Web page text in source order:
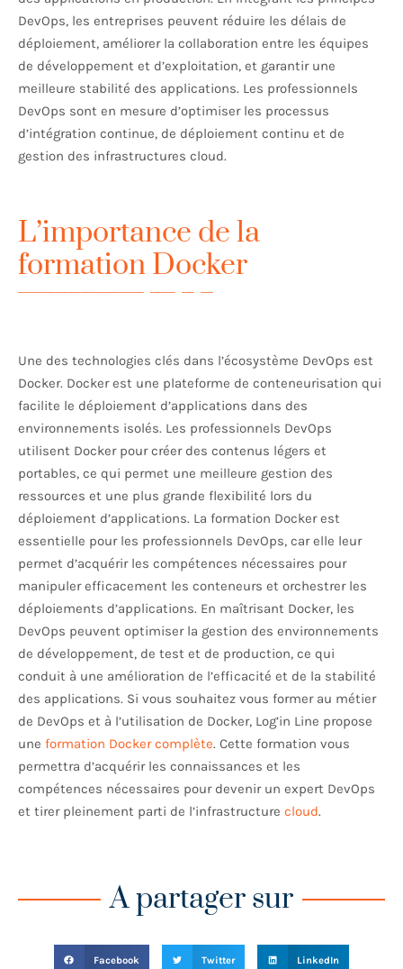
DevOps, les entreprises peuvent réduire les délais de
déploiement, améliorer la collaboration entre les équipes
de développement et d’exploitation, et garantir une
meilleure stabilité des applications. Les professionnels
DevOps sont en mesure d’optimiser les processus
d’intégration continue, de déploiement continu et de
gestion des infrastructures cloud.
L’importance de la
formation Docker
Une des technologies clés dans l’écosystème DevOps est
Docker. Docker est une plateforme de conteneurisation qui
facilite le déploiement d’applications dans des
environnements isolés. Les professionnels DevOps
utilisent Docker pour créer des contenus légers et
portables, ce qui permet une meilleure gestion des
ressources et une plus grande flexibilité lors du
déploiement d’applications. La formation Docker est
essentielle pour les professionnels DevOps, car elle leur
permet d’acquérir les compétences nécessaires pour
manipuler efficacement les conteneurs et orchestrer les
déploiements d’applications. En maîtrisant Docker, les
DevOps peuvent optimiser la gestion des environnements
de développement, de test et de production, ce qui
conduit à une amélioration de l’efficacité et de la stabilité
des applications. Si vous souhaitez vous former au métier
de DevOps et à l’utilisation de Docker, Log’in Line propose
une formation Docker complète. Cette formation vous
permettra d’acquérir les connaissances et les
compétences nécessaires pour devenir un expert DevOps
et tirer pleinement parti de l’infrastructure cloud.
A partager sur
Facebook Twitter LinkedIn